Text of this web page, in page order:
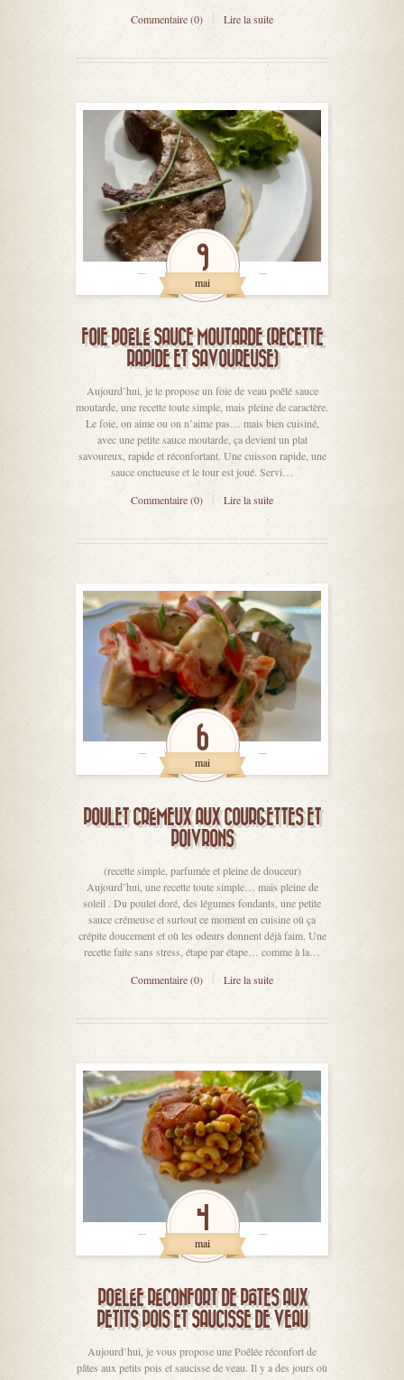
Commentaire (0)
Lire la suite
9
mai
FOIE POÊLÉ SAUCE MOUTARDE (RECETTE
RAPIDE ET SAVOUREUSE)
Aujourd’hui, je te propose un foie de veau poêlé sauce
moutarde, une recette toute simple, mais pleine de caractère.
Le foie, on aime ou on n’aime pas… mais bien cuisiné,
avec une petite sauce moutarde, ça devient un plat
savoureux, rapide et réconfortant. Une cuisson rapide, une
sauce onctueuse et le tour est joué. Servi…
Commentaire (0)
Lire la suite
6
mai
POULET CRÉMEUX AUX COURGETTES ET
POIVRONS
(recette simple, parfumée et pleine de douceur)
Aujourd’hui, une recette toute simple… mais pleine de
soleil . Du poulet doré, des légumes fondants, une petite
sauce crémeuse et surtout ce moment en cuisine où ça
crépite doucement et où les odeurs donnent déjà faim. Une
recette faite sans stress, étape par étape… comme à la…
Commentaire (0)
Lire la suite
4
mai
POÊLÉE RÉCONFORT DE PÂTES AUX
PETITS POIS ET SAUCISSE DE VEAU
Aujourd’hui, je vous propose une Poêlée réconfort de
pâtes aux petits pois et saucisse de veau. Il y a des jours où